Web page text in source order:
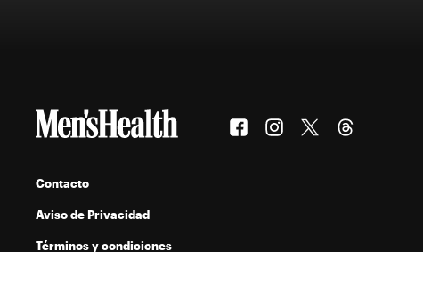
Contacto
Aviso de Privacidad
Términos y condiciones